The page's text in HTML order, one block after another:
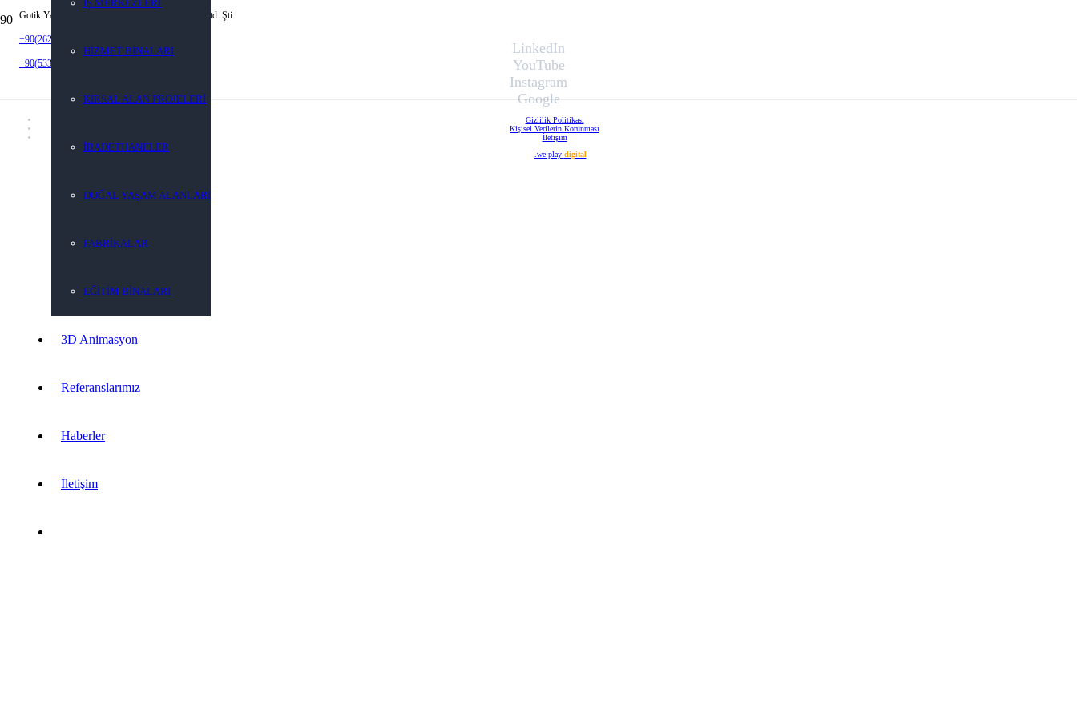
Gotik Yapı Mimarlık Mühendislik İnş. San. Tic. Ltd. Şti
+90(262) 452 92 22
+90(533) 923 59 05
İŞ MERKEZLERİ
HİZMET BİNALARI
KIRSAL ALAN PROJELERİ
İBADETHANELER
DOĞAL YAŞAM ALANLARI
FABRİKALAR
EĞİTİM BİNALARI
3D Animasyon
Referanslarımız
Haberler
İletişim
LinkedIn
YouTube
Instagram
Google
Gizlilik Politikası
Kişisel Verilerin Korunması
İletişim
.we play digital